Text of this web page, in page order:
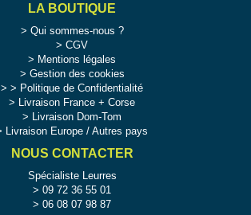
LA BOUTIQUE
Qui sommes-nous ?
CGV
Mentions légales
Gestion des cookies
>
Politique de Confidentialité
Livraison France + Corse
Livraison Dom-Tom
Livraison Europe / Autres pays
NOUS CONTACTER
Spécialiste Leurres
09 72 36 55 01
06 08 07 98 87